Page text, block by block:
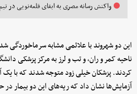
واکنش رسانه مصری به ابقای قلعه‌نویی در
این دو شهروند با علائمی مشابه سرماخوردگی
کردند. پزشکان خیلی زود متوجه شدند که با یک
آزمایش‌ها نشان داد که ریه‌های این دو بیمار